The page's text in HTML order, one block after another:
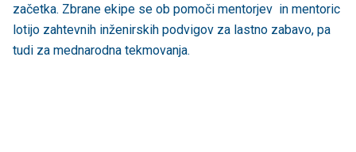
začetka. Zbrane ekipe se ob pomoči mentorjev in mentoric
lotijo zahtevnih inženirskih podvigov za lastno zabavo, pa
tudi za mednarodna tekmovanja.